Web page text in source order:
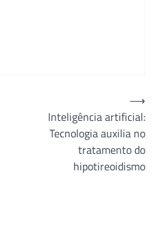
Inteligência artificial:
Tecnologia auxilia no
tratamento do
hipotireoidismo
⟶